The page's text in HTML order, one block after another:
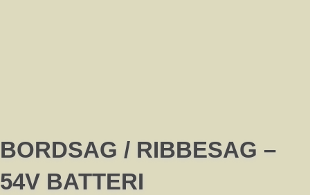
BORDSAG / RIBBESAG –
54V BATTERI